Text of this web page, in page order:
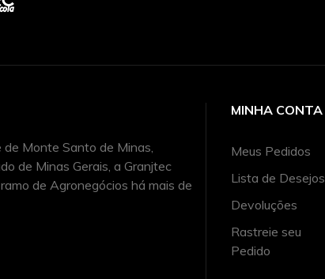
de Monte Santo de Minas,
de Minas Gerais, a Granjtec
de Agronegócios há mais de
MINHA CONTA
Meus Pedidos
Lista de Desejos
Devoluções
Rastreie seu
Pedido